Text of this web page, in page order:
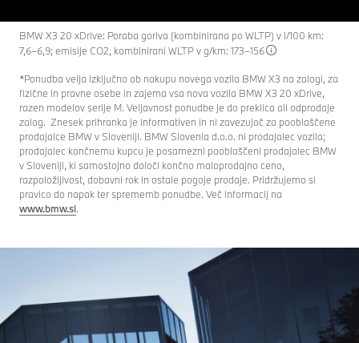
BMW X3 20 xDrive: Poraba goriva (kombinirana po WLTP) v l/100 km:
7,6–6,9; emisije CO2, kombinirani WLTP v g/km: 173–156
*Ponudba velja izključno ob nakupu novega vozila BMW X3 na zalogi, za
fizične in pravne osebe in zajema vsa nova vozila BMW X3 20 xDrive,
razen modelov serije M. Veljavnost ponudbe je do preklica ali odprodaje
zalog. Znesek prihranka je informativen in ni zavezujoč za pooblaščene
prodajalce BMW v Sloveniji. BMW Slovenia d.o.o. ni prodajalec vozila;
prodajalec končnemu kupcu je posamezni pooblaščeni prodajalec BMW
v Sloveniji, ki samostojno določi končno maloprodajno ceno,
razpoložljivost, dobavni rok in ostale pogoje prodaje. Pridržujemo si
pravico do napak ter sprememb ponudbe. Več informacij na
www.bmw.si.